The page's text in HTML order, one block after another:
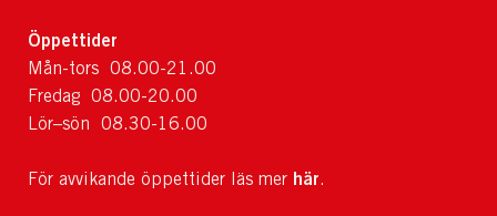
Öppettider
Mån-tors 08.00-21.00
Fredag 08.00-20.00
Lör–sön 08.30-16.00
För avvikande öppettider läs mer här.